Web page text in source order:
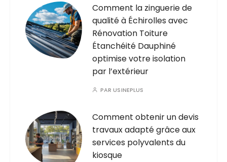
Comment la zinguerie de
qualité à Échirolles avec
Rénovation Toiture
Étanchéité Dauphiné
optimise votre isolation
par l’extérieur
PARUSINEPLUS
Comment obtenir un devis
travaux adapté grâce aux
services polyvalents du
kiosque